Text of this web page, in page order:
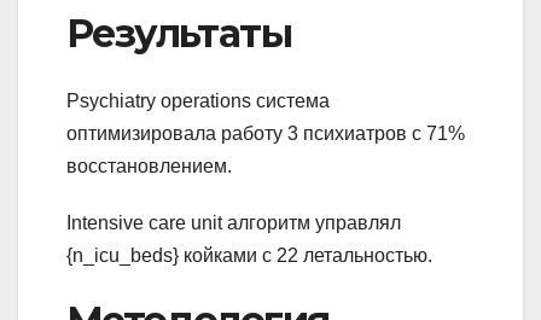
Результаты
Psychiatry operations система
оптимизировала работу 3 психиатров с 71%
восстановлением.
Intensive care unit алгоритм управлял
{n_icu_beds} койками с 22 летальностью.